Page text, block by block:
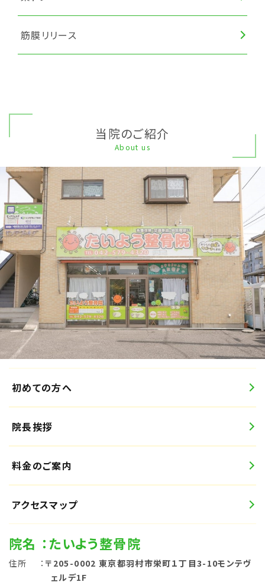
筋膜リリース
当院のご紹介
About us
初めての方へ
院長挨拶
料金のご案内
アクセスマップ
院名 ：たいよう整骨院
住所 ： 〒205-0002 東京都羽村市栄町１丁目3-10モンテヴ
ェルデ1F